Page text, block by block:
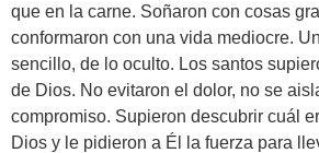
que en la carne. Soñaron con cosas
conformaron con una vida mediocre.
sencillo, de lo oculto. Los santos
de Dios. No evitaron el dolor, no se
compromiso. Supieron descubrir cuál
Dios y le pidieron a Él la fuerza para